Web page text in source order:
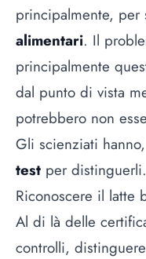
principalmente,
alimentari. Il
principalmente
dal punto di vista
potrebbero non
Gli scienziati
test per distinguerli.
Riconoscere il latte
Al di là delle
controlli,